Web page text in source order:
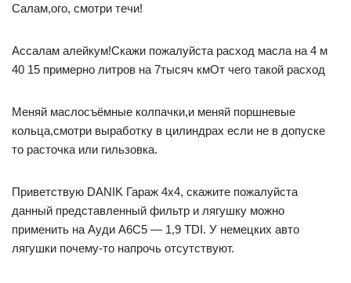
Салам,ого, смотри течи!
Ассалам алейкум!Скажи пожалуйста расход масла на 4 м
40 15 примерно литров на 7тысяч кмОт чего такой расход
Меняй маслосъёмные колпачки,и меняй поршневые
кольца,смотри выработку в цилиндрах если не в допуске
то расточка или гильзовка.
Приветствую DANIK Гараж 4х4, скажите пожалуйста
данный представленный фильтр и лягушку можно
применить на Ауди А6С5 — 1,9 TDI. У немецких авто
лягушки почему-то напрочь отсутствуют.